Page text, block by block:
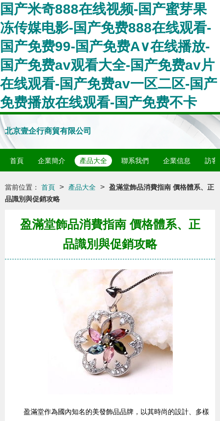
国产米奇888在线视频-国产蜜芽果
冻传媒电影-国产免费888在线观看-
国产免费99-国产免费A∨在线播放-
国产免费av观看大全-国产免费av片
在线观看-国产免费av一区二区-国产
免费播放在线观看-国产免费不卡
北京壹企行商貿有限公司
首頁 企業簡介 產品大全 聯系我們 企業信息 訪客
當前位置： 首頁 > 產品大全 > 盈滿堂飾品消費指南 價格體系、正
品識別與促銷攻略
盈滿堂飾品消費指南 價格體系、正
品識別與促銷攻略
盈滿堂作為國內知名的美發飾品品牌，以其時尚的設計、多樣